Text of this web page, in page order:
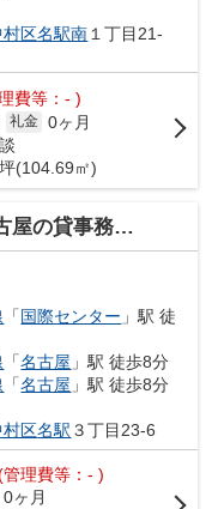
村区名駅南１丁目21-
費等：- )
礼金 0ヶ月
(104.69㎡)
所・貸オフィス 】
「国際センター 」駅 徒
「名古屋 」駅 徒歩8分
「名古屋 」駅 徒歩8分
村区名駅 ３丁目23-6
管理費等：- )
0ヶ月